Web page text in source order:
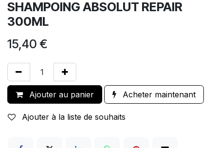
SHAMPOING ABSOLUT REPAIR
300ML
15,40 €
Ajouter au panier Acheter maintenant
Ajouter à la liste de souhaits